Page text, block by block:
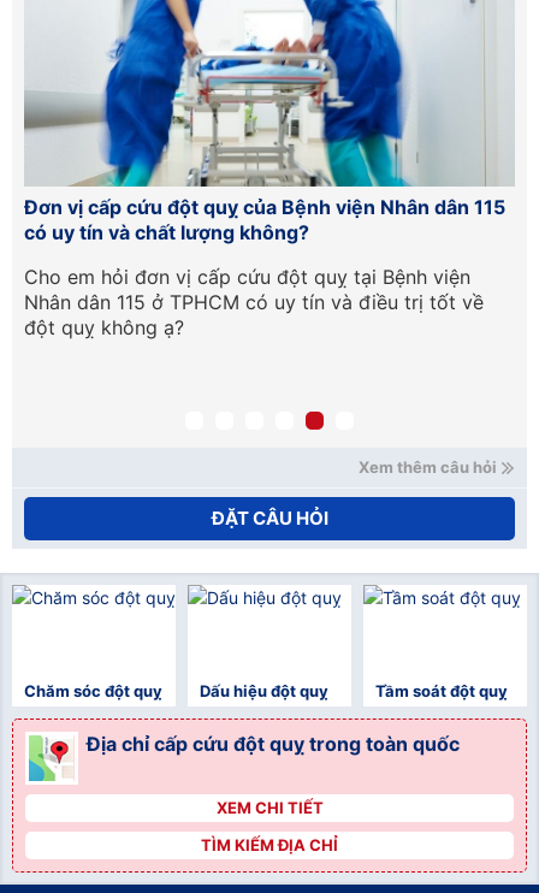
Đơn vị cấp cứu đột quỵ của Bệnh viện Nhân dân 115
có uy tín và chất lượng không?
Cho em hỏi đơn vị cấp cứu đột quỵ tại Bệnh viện
Nhân dân 115 ở TPHCM có uy tín và điều trị tốt về
đột quỵ không ạ?
Xem thêm câu hỏi
ĐẶT CÂU HỎI
">
Chăm sóc đột quỵ
">
Dấu hiệu đột quỵ
">
Tầm soát đột quỵ
Địa chỉ cấp cứu đột quỵ trong toàn quốc
XEM CHI TIẾT
TÌM KIẾM ĐỊA CHỈ